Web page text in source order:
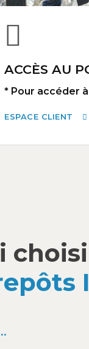
ACCÈS AU
* Pour accéder
ESPACE CLIENT